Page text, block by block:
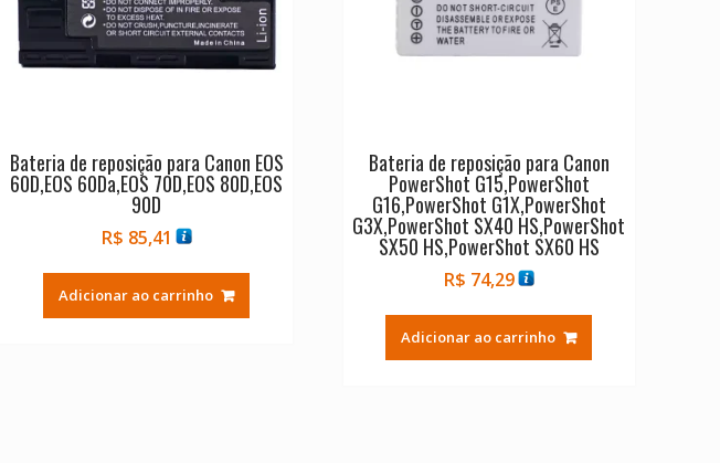
Bateria de reposição para Canon EOS
60D,EOS 60Da,EOS 70D,EOS 80D,EOS
90D
R$ 85,41
Adicionar ao carrinho
Bateria de reposição para Canon
PowerShot G15,PowerShot
G16,PowerShot G1X,PowerShot
G3X,PowerShot SX40 HS,PowerShot
SX50 HS,PowerShot SX60 HS
R$ 74,29
Adicionar ao carrinho